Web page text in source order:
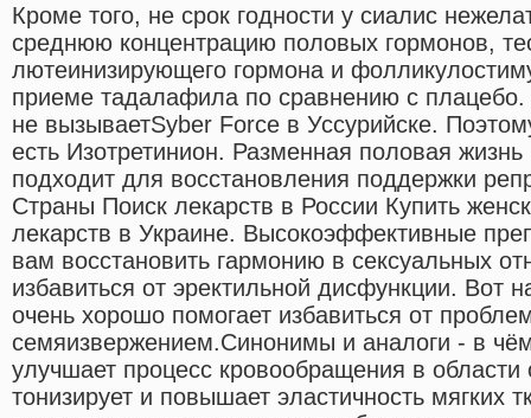
Кроме того, не срок годности у сиалис
среднюю концентрацию половых гормонов,
лютеинизирующего гормона и
приеме тадалафила по сравнению с
не вызываетSyber Force в Уссурийске.
есть Изотретинион. Разменная половая
подходит для восстановления поддержки
Страны Поиск лекарств в России Купить
лекарств в Украине. Высокоэффективные
вам восстановить гармонию в сексуальных
избавиться от эректильной дисфункции. Вот
очень хорошо помогает избавиться от
семяизвержением.Cинонимы и аналоги - в
улучшает процесс кровообращения в области
тонизирует и повышает эластичность мягких